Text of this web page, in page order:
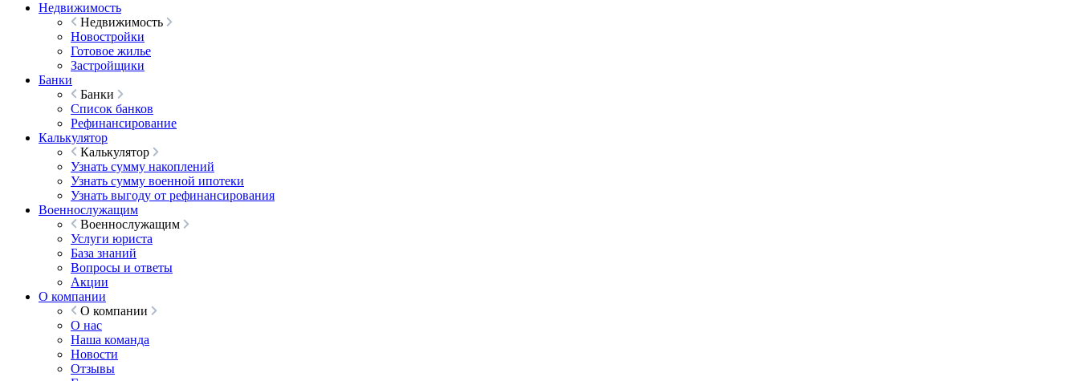
Недвижимость
Недвижимость
Новостройки
Готовое жилье
Застройщики
Банки
Банки
Список банков
Рефинансирование
Калькулятор
Калькулятор
Узнать сумму накоплений
Узнать сумму военной ипотеки
Узнать выгоду от рефинансирования
Военнослужащим
Военнослужащим
Услуги юриста
База знаний
Вопросы и ответы
Акции
О компании
О компании
О нас
Наша команда
Новости
Отзывы